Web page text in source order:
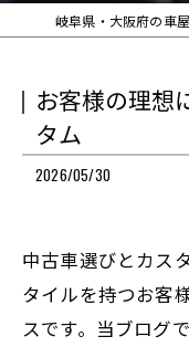
お客様の理想
タム
2026/05/30
中古車選びとカス
タイルを持つお客
スです。当ブログ